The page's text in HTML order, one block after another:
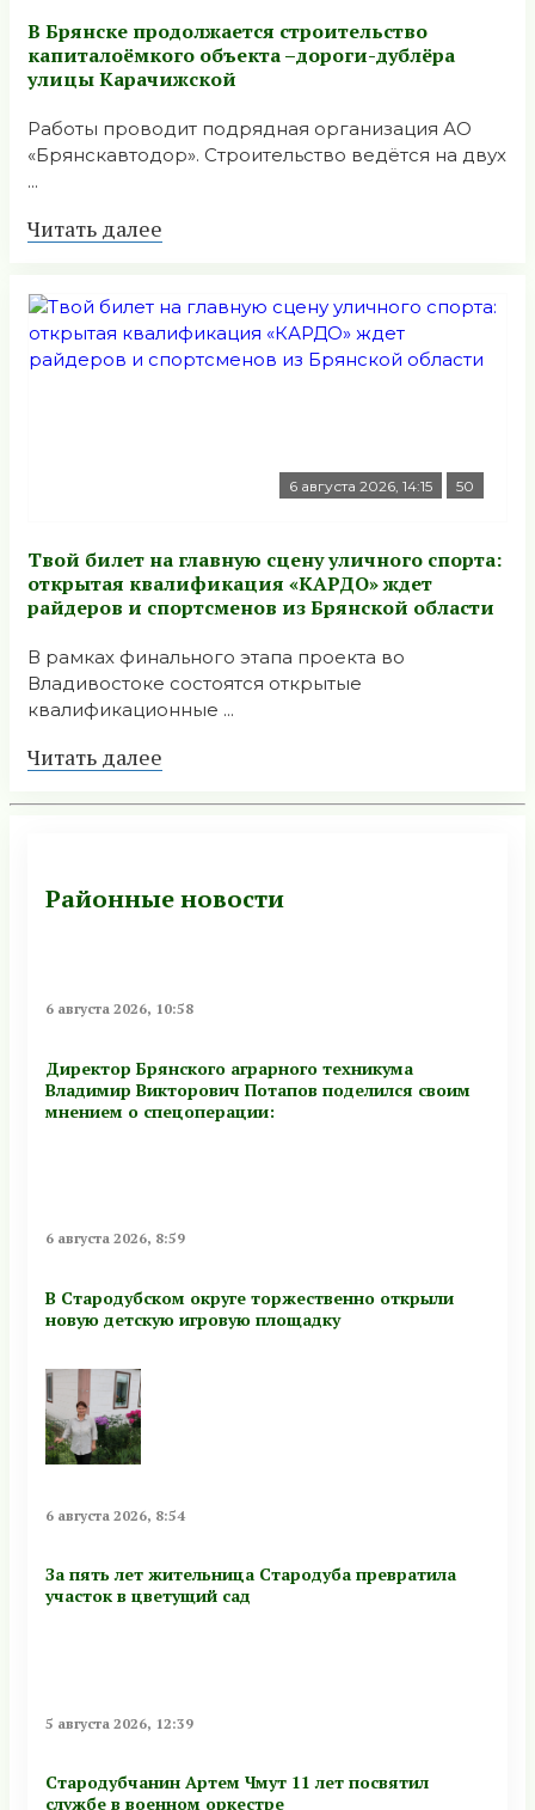
В Брянске продолжается строительство
капиталоёмкого объекта –дороги-дублёра
улицы Карачижской
Работы проводит подрядная организация АО
«Брянскавтодор». Строительство ведётся на двух
...
Читать далее
6 августа 2026, 14:15 50
Твой билет на главную сцену уличного спорта:
открытая квалификация «КАРДО» ждет
райдеров и спортсменов из Брянской области
В рамках финального этапа проекта во
Владивостоке состоятся открытые
квалификационные ...
Читать далее
Районные новости
6 августа 2026, 10:58
Директор Брянского аграрного техникума
Владимир Викторович Потапов поделился своим
мнением о спецоперации:
6 августа 2026, 8:59
В Стародубском округе торжественно открыли
новую детскую игровую площадку
6 августа 2026, 8:54
За пять лет жительница Стародуба превратила
участок в цветущий сад
5 августа 2026, 12:39
Стародубчанин Артем Чмут 11 лет посвятил
службе в военном оркестре